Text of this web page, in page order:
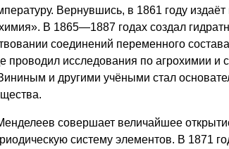
Вернувшись, в 1861 году
В 1865—1887 годах создал
соединений переменного
проводил исследования по агрохимии и
и другими учёными стал
совершает величайшее
систему элементов. В 1871